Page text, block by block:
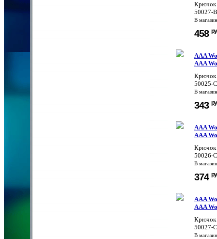
Крючок
50027-
В
458
AAA
AAA
Крючок
50025-
В
343
AAA
AAA
Крючок
50026-
В
374
AAA
AAA
Крючок
50027-
В